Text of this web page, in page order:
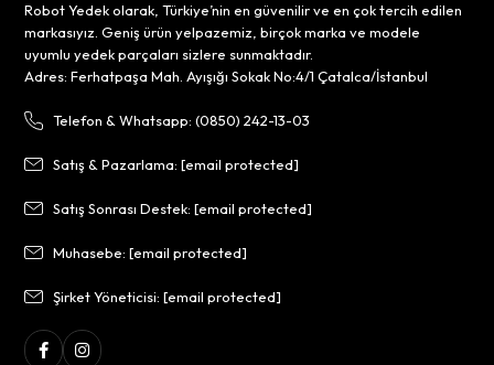
Robot Yedek olarak, Türkiye’nin en güvenilir ve en çok tercih edilen
markasıyız. Geniş ürün yelpazemiz, birçok marka ve modele
uyumlu yedek parçaları sizlere sunmaktadır.
Adres: Ferhatpaşa Mah. Ayışığı Sokak No:4/1 Çatalca/İstanbul
Telefon & Whatsapp: (0850) 242-13-03
Satış & Pazarlama:[email protected]
Satış Sonrası Destek:[email protected]
Muhasebe:[email protected]
Şirket Yöneticisi:[email protected]